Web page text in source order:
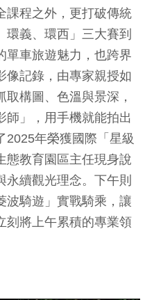
課程之外，更打破傳統
義、環西」三大賽到
單車旅遊魅力，也跨界
像記錄，由專家親授如
構圖、色溫與景深，
師」，用手機就能拍出
2025年榮獲國際「星級
態教育園區主任現身說
續觀光理念。下午則
波騎遊」實戰騎乘，讓
刻將上午累積的專業領